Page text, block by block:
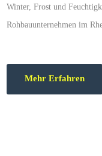
Winter, Frost und
Rohbauunternehmen im
Mehr Erfahren